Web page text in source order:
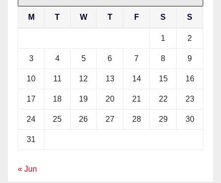
M T W T F S S
1 2
3 4 5 6 7 8 9
10 11 12 13 14 15 16
17 18 19 20 21 22 23
24 25 26 27 28 29 30
31
« Jun